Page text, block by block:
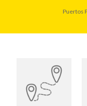
Puertos